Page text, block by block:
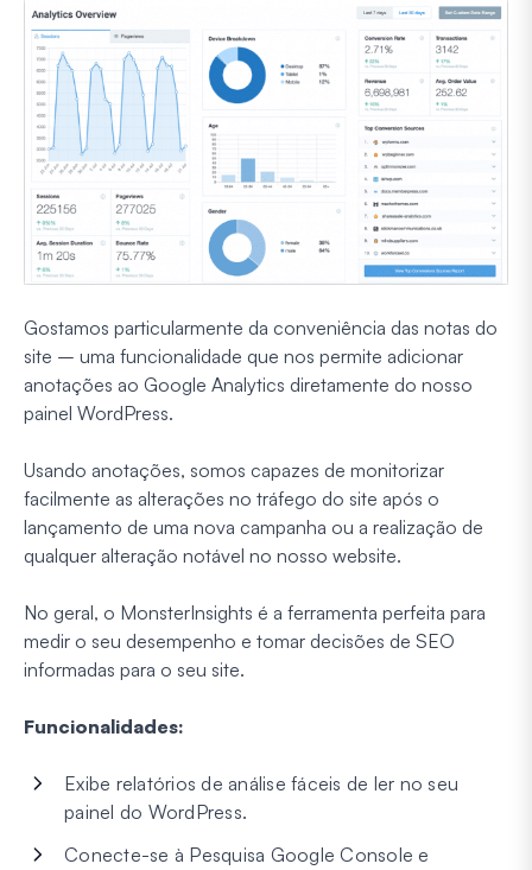
Gostamos particularmente da conveniência das notas do
site – uma funcionalidade que nos permite adicionar
anotações ao Google Analytics diretamente do nosso
painel WordPress.
Usando anotações, somos capazes de monitorizar
facilmente as alterações no tráfego do site após o
lançamento de uma nova campanha ou a realização de
qualquer alteração notável no nosso website.
No geral, o MonsterInsights é a ferramenta perfeita para
medir o seu desempenho e tomar decisões de SEO
informadas para o seu site.
Funcionalidades:
Exibe relatórios de análise fáceis de ler no seu
painel do WordPress.
Conecte-se à Pesquisa Google Console e